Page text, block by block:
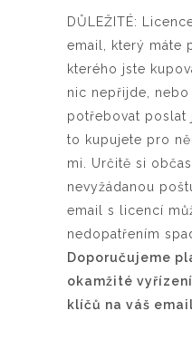
DŮLEŽITÉ:
email, který máte
kterého jste
nic nepřijde,
potřebovat poslat
to kupujete pro
mi. Určitě si
nevyžádanou
email s licencí
nedopatřením
Doporučujeme
okamžité
klíčů na váš